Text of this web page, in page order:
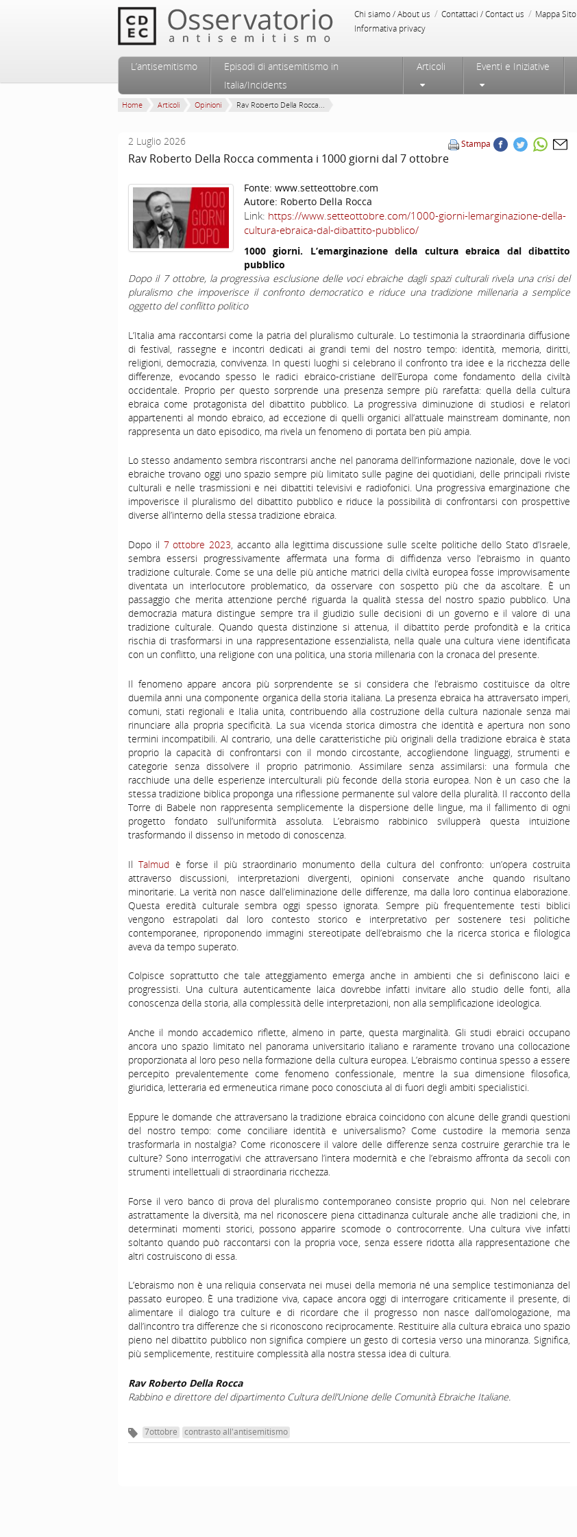
Chi siamo / About us / Contattaci / Contact us / Mappa Sito
Informativa privacy
Menu principale
Vai al contenuto principale
Vai al contenuto secondario
L’antisemitismo
Episodi di antisemitismo in
Italia/Incidents
Articoli Eventi e Iniziative
Home Articoli Opinioni Rav Roberto Della Rocca...
Stampa
2 Luglio 2026
Rav Roberto Della Rocca commenta i 1000 giorni dal 7 ottobre
Fonte: www.setteottobre.com
Autore: Roberto Della Rocca
Link: https://www.setteottobre.com/1000-giorni-lemarginazione-della-
cultura-ebraica-dal-dibattito-pubblico/
1000 giorni. L’emarginazione della cultura ebraica dal dibattito
pubblico
Dopo il 7 ottobre, la progressiva esclusione delle voci ebraiche dagli spazi culturali rivela una crisi del
pluralismo che impoverisce il confronto democratico e riduce una tradizione millenaria a semplice
oggetto del conflitto politico
L’Italia ama raccontarsi come la patria del pluralismo culturale. Lo testimonia la straordinaria diffusione
di festival, rassegne e incontri dedicati ai grandi temi del nostro tempo: identità, memoria, diritti,
religioni, democrazia, convivenza. In questi luoghi si celebrano il confronto tra idee e la ricchezza delle
differenze, evocando spesso le radici ebraico-cristiane dell’Europa come fondamento della civiltà
occidentale. Proprio per questo sorprende una presenza sempre più rarefatta: quella della cultura
ebraica come protagonista del dibattito pubblico. La progressiva diminuzione di studiosi e relatori
appartenenti al mondo ebraico, ad eccezione di quelli organici all’attuale mainstream dominante, non
rappresenta un dato episodico, ma rivela un fenomeno di portata ben più ampia.
Lo stesso andamento sembra riscontrarsi anche nel panorama dell’informazione nazionale, dove le voci
ebraiche trovano oggi uno spazio sempre più limitato sulle pagine dei quotidiani, delle principali riviste
culturali e nelle trasmissioni e nei dibattiti televisivi e radiofonici. Una progressiva emarginazione che
impoverisce il pluralismo del dibattito pubblico e riduce la possibilità di confrontarsi con prospettive
diverse all’interno della stessa tradizione ebraica.
Dopo il 7 ottobre 2023, accanto alla legittima discussione sulle scelte politiche dello Stato d’Israele,
sembra essersi progressivamente affermata una forma di diffidenza verso l’ebraismo in quanto
tradizione culturale. Come se una delle più antiche matrici della civiltà europea fosse improvvisamente
diventata un interlocutore problematico, da osservare con sospetto più che da ascoltare. È un
passaggio che merita attenzione perché riguarda la qualità stessa del nostro spazio pubblico. Una
democrazia matura distingue sempre tra il giudizio sulle decisioni di un governo e il valore di una
tradizione culturale. Quando questa distinzione si attenua, il dibattito perde profondità e la critica
rischia di trasformarsi in una rappresentazione essenzialista, nella quale una cultura viene identificata
con un conflitto, una religione con una politica, una storia millenaria con la cronaca del presente.
Il fenomeno appare ancora più sorprendente se si considera che l’ebraismo costituisce da oltre
duemila anni una componente organica della storia italiana. La presenza ebraica ha attraversato imperi,
comuni, stati regionali e Italia unita, contribuendo alla costruzione della cultura nazionale senza mai
rinunciare alla propria specificità. La sua vicenda storica dimostra che identità e apertura non sono
termini incompatibili. Al contrario, una delle caratteristiche più originali della tradizione ebraica è stata
proprio la capacità di confrontarsi con il mondo circostante, accogliendone linguaggi, strumenti e
categorie senza dissolvere il proprio patrimonio. Assimilare senza assimilarsi: una formula che
racchiude una delle esperienze interculturali più feconde della storia europea. Non è un caso che la
stessa tradizione biblica proponga una riflessione permanente sul valore della pluralità. Il racconto della
Torre di Babele non rappresenta semplicemente la dispersione delle lingue, ma il fallimento di ogni
progetto fondato sull’uniformità assoluta. L’ebraismo rabbinico svilupperà questa intuizione
trasformando il dissenso in metodo di conoscenza.
IlTalmud è forse il più straordinario monumento della cultura del confronto: un’opera costruita
attraverso discussioni, interpretazioni divergenti, opinioni conservate anche quando risultano
minoritarie. La verità non nasce dall’eliminazione delle differenze, ma dalla loro continua elaborazione.
Questa eredità culturale sembra oggi spesso ignorata. Sempre più frequentemente testi biblici
vengono estrapolati dal loro contesto storico e interpretativo per sostenere tesi politiche
contemporanee, riproponendo immagini stereotipate dell’ebraismo che la ricerca storica e filologica
aveva da tempo superato.
Colpisce soprattutto che tale atteggiamento emerga anche in ambienti che si definiscono laici e
progressisti. Una cultura autenticamente laica dovrebbe infatti invitare allo studio delle fonti, alla
conoscenza della storia, alla complessità delle interpretazioni, non alla semplificazione ideologica.
Anche il mondo accademico riflette, almeno in parte, questa marginalità. Gli studi ebraici occupano
ancora uno spazio limitato nel panorama universitario italiano e raramente trovano una collocazione
proporzionata al loro peso nella formazione della cultura europea. L’ebraismo continua spesso a essere
percepito prevalentemente come fenomeno confessionale, mentre la sua dimensione filosofica,
giuridica, letteraria ed ermeneutica rimane poco conosciuta al di fuori degli ambiti specialistici.
Eppure le domande che attraversano la tradizione ebraica coincidono con alcune delle grandi questioni
del nostro tempo: come conciliare identità e universalismo? Come custodire la memoria senza
trasformarla in nostalgia? Come riconoscere il valore delle differenze senza costruire gerarchie tra le
culture? Sono interrogativi che attraversano l’intera modernità e che l’ebraismo affronta da secoli con
strumenti intellettuali di straordinaria ricchezza.
Forse il vero banco di prova del pluralismo contemporaneo consiste proprio qui. Non nel celebrare
astrattamente la diversità, ma nel riconoscere piena cittadinanza culturale anche alle tradizioni che, in
determinati momenti storici, possono apparire scomode o controcorrente. Una cultura vive infatti
soltanto quando può raccontarsi con la propria voce, senza essere ridotta alla rappresentazione che
altri costruiscono di essa.
L’ebraismo non è una reliquia conservata nei musei della memoria né una semplice testimonianza del
passato europeo. È una tradizione viva, capace ancora oggi di interrogare criticamente il presente, di
alimentare il dialogo tra culture e di ricordare che il progresso non nasce dall’omologazione, ma
dall’incontro tra differenze che si riconoscono reciprocamente. Restituire alla cultura ebraica uno spazio
pieno nel dibattito pubblico non significa compiere un gesto di cortesia verso una minoranza. Significa,
più semplicemente, restituire complessità alla nostra stessa idea di cultura.
Rav Roberto Della Rocca
Rabbino e direttore del dipartimento Cultura dell’Unione delle Comunità Ebraiche Italiane.
7ottobre contrasto all'antisemitismo